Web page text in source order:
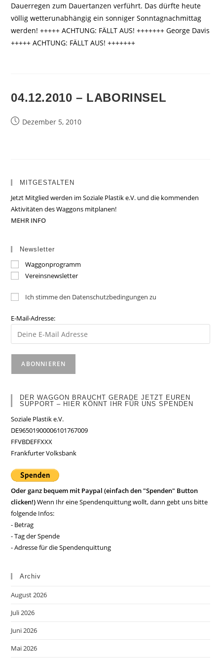
Dauerregen zum Dauertanzen verführt. Das dürfte heute
völlig wetterunabhängig ein sonniger Sonntagnachmittag
werden! +++++ ACHTUNG: FÄLLT AUS! +++++++ George Davis
+++++ ACHTUNG: FÄLLT AUS! +++++++
04.12.2010 – LABORINSEL
BeitragDezember 5, 2010
MITGESTALTEN
Jetzt Mitglied werden im Soziale Plastik e.V. und die kommenden
Aktivitäten des Waggons mitplanen!
MEHR INFO
Newsletter
Waggonprogramm
Vereinsnewsletter
Ich stimme den Datenschutzbedingungen zu
E-Mail-Adresse:
DER WAGGON BRAUCHT GERADE JETZT EUREN
SUPPORT – HIER KÖNNT IHR FÜR UNS SPENDEN
Soziale Plastik e.V.
DE96501900006101767009
FFVBDEFFXXX
Frankfurter Volksbank
Oder ganz bequem mit Paypal (einfach den "Spenden" Button
clicken!)Wenn Ihr eine Spendenquittung wollt, dann gebt uns bitte
folgende Infos:
- Betrag
- Tag der Spende
- Adresse für die Spendenquittung
Archiv
August 2026
Juli 2026
Juni 2026
Mai 2026